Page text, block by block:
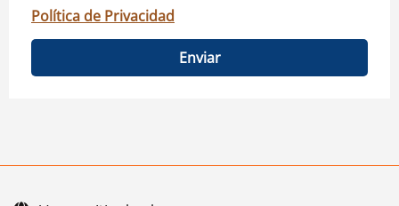
Política de Privacidad
Enviar